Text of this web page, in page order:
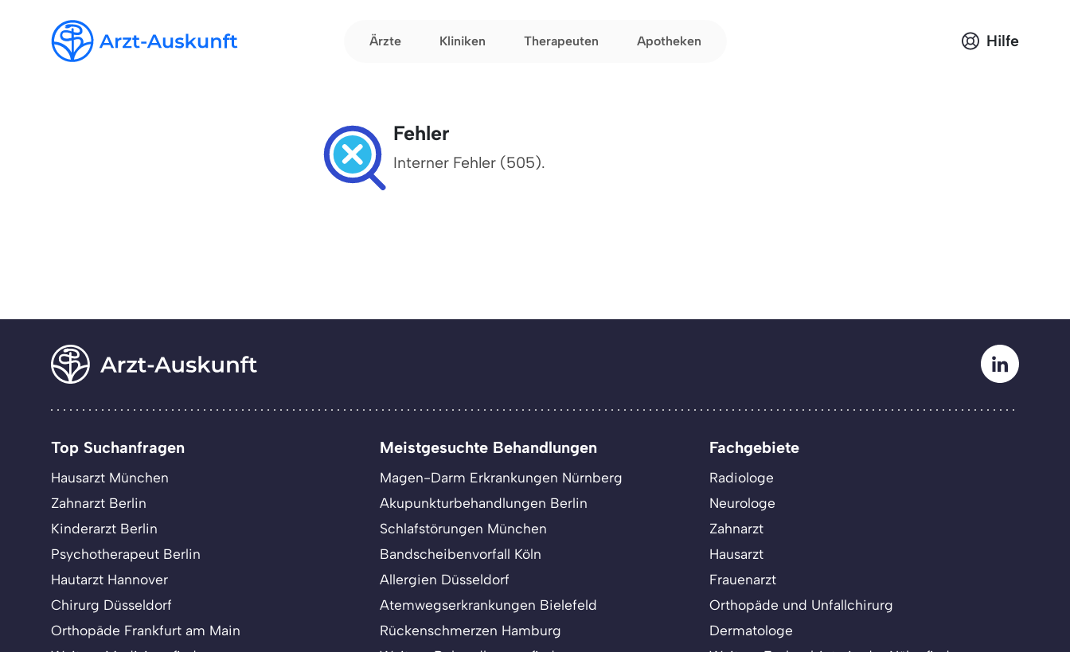
Ärzte Kliniken Therapeuten Apotheken Hilfe
Fehler
Interner Fehler (505).
Top Suchanfragen
Hausarzt München
Zahnarzt Berlin
Kinderarzt Berlin
Psychotherapeut Berlin
Hautarzt Hannover
Chirurg Düsseldorf
Orthopäde Frankfurt am Main
Meistgesuchte Behandlungen
Magen-Darm Erkrankungen Nürnberg
Akupunkturbehandlungen Berlin
Schlafstörungen München
Bandscheibenvorfall Köln
Allergien Düsseldorf
Atemwegserkrankungen Bielefeld
Rückenschmerzen Hamburg
Fachgebiete
Radiologe
Neurologe
Zahnarzt
Hausarzt
Frauenarzt
Orthopäde und Unfallchirurg
Dermatologe